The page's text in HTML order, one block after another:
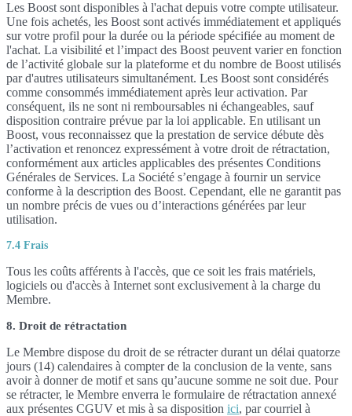
Les Boost sont disponibles à l'achat depuis votre compte utilisateur.
Une fois achetés, les Boost sont activés immédiatement et appliqués
sur votre profil pour la durée ou la période spécifiée au moment de
l'achat. La visibilité et l’impact des Boost peuvent varier en fonction
de l’activité globale sur la plateforme et du nombre de Boost utilisés
par d'autres utilisateurs simultanément. Les Boost sont considérés
comme consommés immédiatement après leur activation. Par
conséquent, ils ne sont ni remboursables ni échangeables, sauf
disposition contraire prévue par la loi applicable. En utilisant un
Boost, vous reconnaissez que la prestation de service débute dès
l’activation et renoncez expressément à votre droit de rétractation,
conformément aux articles applicables des présentes Conditions
Générales de Services. La Société s’engage à fournir un service
conforme à la description des Boost. Cependant, elle ne garantit pas
un nombre précis de vues ou d’interactions générées par leur
utilisation.
7.4 Frais
Tous les coûts afférents à l'accès, que ce soit les frais matériels,
logiciels ou d'accès à Internet sont exclusivement à la charge du
Membre.
8. Droit de rétractation
Le Membre dispose du droit de se rétracter durant un délai quatorze
jours (14) calendaires à compter de la conclusion de la vente, sans
avoir à donner de motif et sans qu’aucune somme ne soit due. Pour
se rétracter, le Membre enverra le formulaire de rétractation annexé
aux présentes CGUV et mis à sa disposition ici, par courriel à